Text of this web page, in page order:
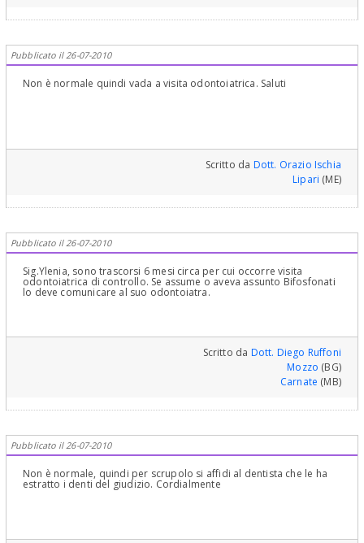
Pubblicato il 26-07-2010
Non è normale quindi vada a visita odontoiatrica. Saluti
Scritto da Dott. Orazio Ischia
Lipari (ME)
Pubblicato il 26-07-2010
Sig.Ylenia, sono trascorsi 6 mesi circa per cui occorre visita
odontoiatrica di controllo. Se assume o aveva assunto Bifosfonati
lo deve comunicare al suo odontoiatra.
Scritto da Dott. Diego Ruffoni
Mozzo (BG)
Carnate (MB)
Pubblicato il 26-07-2010
Non è normale, quindi per scrupolo si affidi al dentista che le ha
estratto i denti del giudizio. Cordialmente